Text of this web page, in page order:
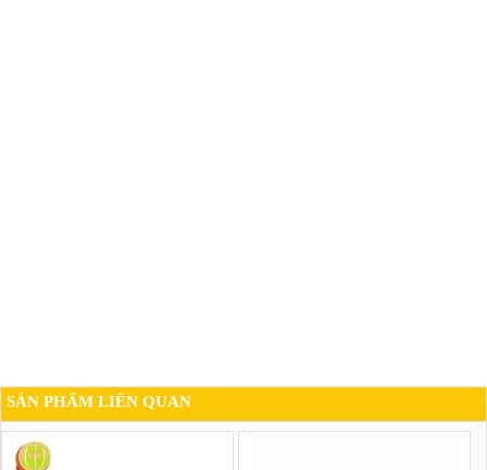
SẢN PHẨM LIÊN QUAN